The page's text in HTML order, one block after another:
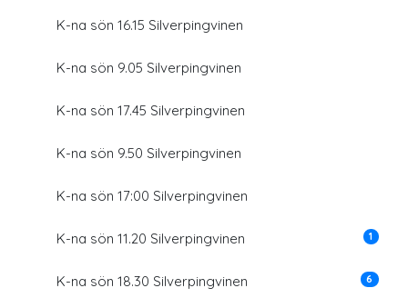
K-na sön 16.15 Silverpingvinen
K-na sön 9.05 Silverpingvinen
K-na sön 17.45 Silverpingvinen
K-na sön 9.50 Silverpingvinen
K-na sön 17:00 Silverpingvinen
K-na sön 11.20 Silverpingvinen 1
K-na sön 18.30 Silverpingvinen 6